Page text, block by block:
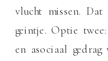
vlucht missen.
geintje. Optie
en asociaal